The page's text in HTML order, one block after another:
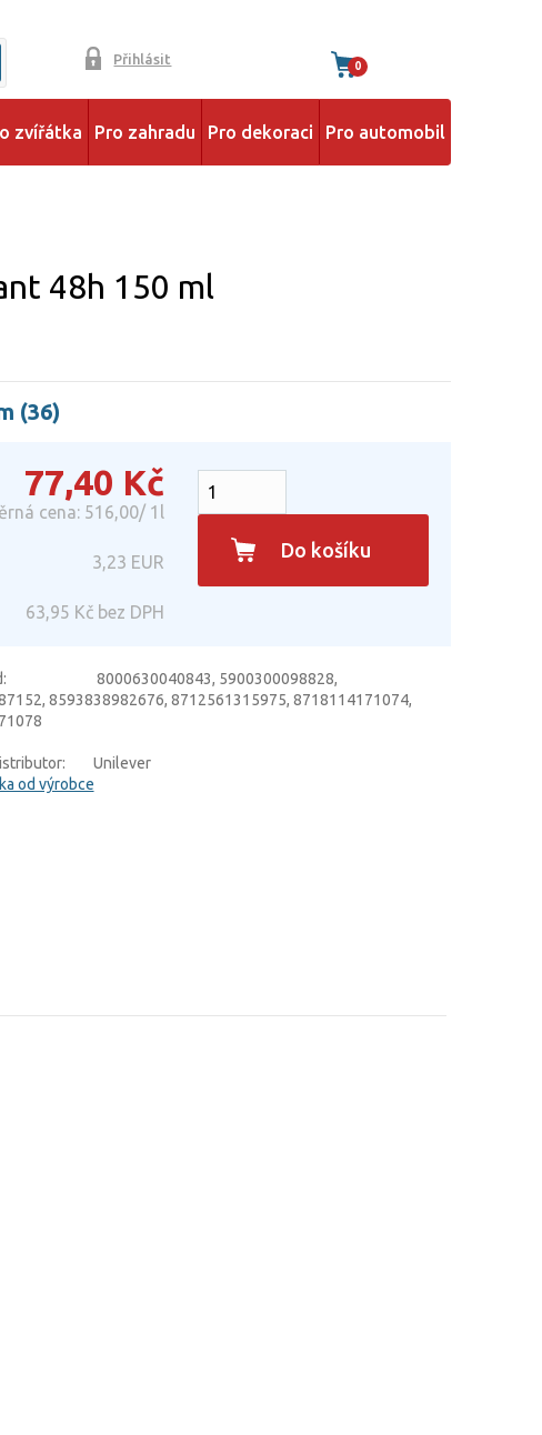
Přihlásit 0
zvířátka Pro zahradu Pro dekoraci Pro automobil
48h 150 ml
(36)
77,40 Kč
cena: 516,00/ 1l
3,23 EUR
63,95 Kč bez DPH
Do košíku
8000630040843, 5900300098828,
8593838982676, 8712561315975, 8718114171074,
Unilever
od výrobce